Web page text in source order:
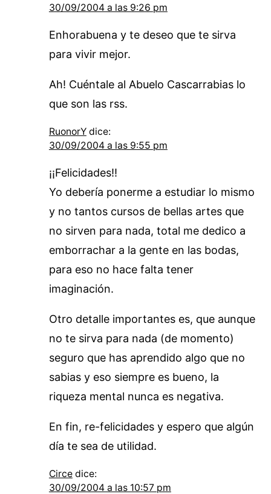
30/09/2004 a las 9:26 pm
Enhorabuena y te deseo que te sirva
para vivir mejor.
Ah! Cuéntale al Abuelo Cascarrabias lo
que son las rss.
RuonorY dice:
30/09/2004 a las 9:55 pm
¡¡Felicidades!!
Yo debería ponerme a estudiar lo mismo
y no tantos cursos de bellas artes que
no sirven para nada, total me dedico a
emborrachar a la gente en las bodas,
para eso no hace falta tener
imaginación.
Otro detalle importantes es, que aunque
no te sirva para nada (de momento)
seguro que has aprendido algo que no
sabias y eso siempre es bueno, la
riqueza mental nunca es negativa.
En fin, re-felicidades y espero que algún
día te sea de utilidad.
Circe dice:
30/09/2004 a las 10:57 pm